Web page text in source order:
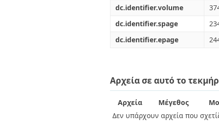
dc.identifier.volume
dc.identifier.spage
dc.identifier.epage
Αρχεία σε αυτό το
Αρχεία Μέγεθος
Δεν υπάρχουν αρχεία που